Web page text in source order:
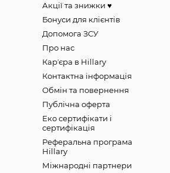
Акції та знижки ♥️
Бонуси для клієнтів
Допомога ЗСУ
Про нас
Карʼєра в Hillary
Контактна інформація
Обмін та повернення
Публічна оферта
Еко сертифікати і
сертифікація
Реферальна програма
Hillary
Міжнародні партнери